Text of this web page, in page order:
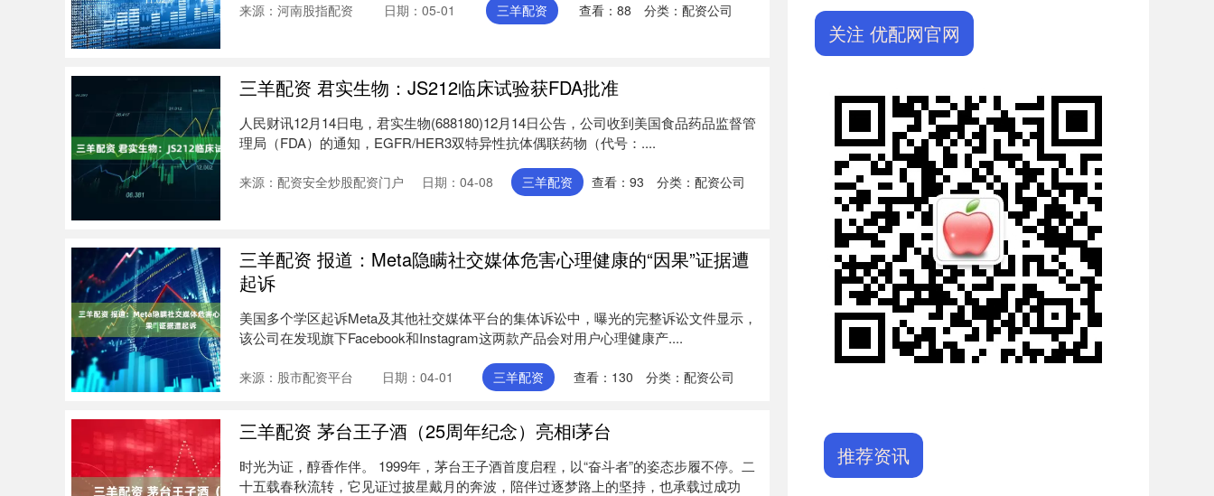
来源：河南股指配资 日期：05-01 三羊配资 查看：88 分类：配资公司
三羊配资 君实生物：JS212临床试验获FDA批准
人民财讯12月14日电，君实生物(688180)12月14日公告，公司收到美国食品药品监督管
理局（FDA）的通知，EGFR/HER3双特异性抗体偶联药物（代号：....
来源：配资安全炒股配资门户 日期：04-08 三羊配资 查看：93 分类：配资公司
三羊配资 报道：Meta隐瞒社交媒体危害心理健康的“因果”证据遭
起诉
美国多个学区起诉Meta及其他社交媒体平台的集体诉讼中，曝光的完整诉讼文件显示，
该公司在发现旗下Facebook和Instagram这两款产品会对用户心理健康产....
来源：股市配资平台 日期：04-01 三羊配资 查看： 130 分类：配资公司
三羊配资 茅台王子酒（25周年纪念）亮相i茅台
时光为证，醇香作伴。 1999年，茅台王子酒首度启程，以“奋斗者”的姿态步履不停。二
十五载春秋流转，它见证过披星戴月的奔波，陪伴过逐梦路上的坚持，也承载过成功
关注 优配网官网
推荐资讯